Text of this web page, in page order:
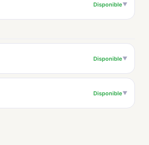
Disponible▼
Disponible▼
Disponible▼